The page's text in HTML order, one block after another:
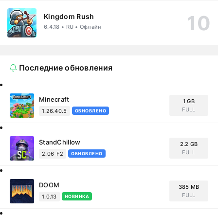
Kingdom Rush
6.4.18 • RU • Офлайн
Последние обновления
Minecraft
1.26.40.5 ОБНОВЛЕНО
1 GB
FULL
StandChillow
2.06-F2 ОБНОВЛЕНО
2.2 GB
FULL
DOOM
1.0.13 НОВИНКА
385 MB
FULL